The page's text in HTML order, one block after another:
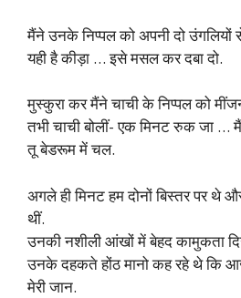
मैंने उनके निप्पल को अपनी दो उंगलियों
यही है कीड़ा … इसे मसल कर दबा दो.
मुस्कुरा कर मैंने चाची के निप्पल को
तभी चाची बोलीं- एक मिनट रुक जा …
तू बेडरूम में चल.
अगले ही मिनट हम दोनों बिस्तर पर थे
थीं.
उनकी नशीली आंखों में बेहद कामुकता
उनके दहकते होंठ मानो कह रहे थे कि
मेरी जान.